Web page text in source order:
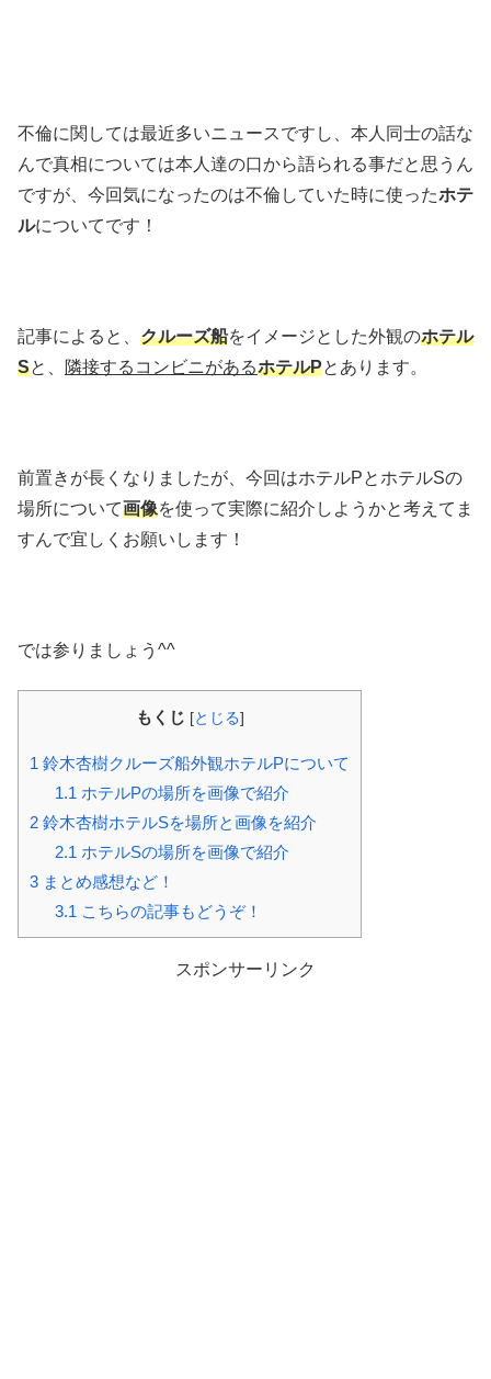
不倫に関しては最近多いニュースですし、本人同士の話な
んで真相については本人達の口から語られる事だと思うん
ですが、今回気になったのは不倫していた時に使ったホテ
ルについてです！
記事によると、 クルーズ船をイメージとした外観のホテル
Sと、 隣接するコンビニがあるホテルPとあります。
前置きが長くなりましたが、今回はホテルPとホテルSの
場所について画像を使って実際に紹介しようかと考えてま
すんで宜しくお願いします！
では参りましょう^^
もくじ [とじる]
1 鈴木杏樹クルーズ船外観ホテルPについて
1.1 ホテルPの場所を画像で紹介
2 鈴木杏樹ホテルSを場所と画像を紹介
2.1 ホテルSの場所を画像で紹介
3 まとめ感想など！
3.1 こちらの記事もどうぞ！
スポンサーリンク